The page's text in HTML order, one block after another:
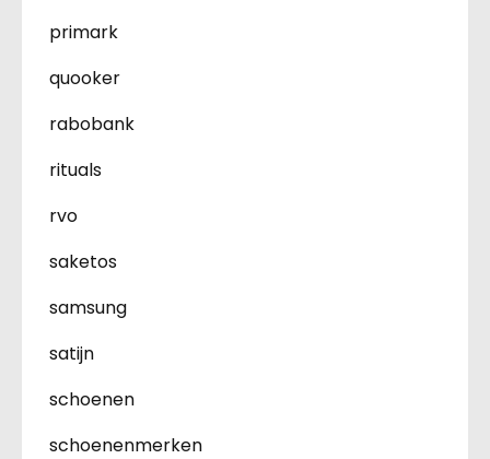
primark
quooker
rabobank
rituals
rvo
saketos
samsung
satijn
schoenen
schoenenmerken